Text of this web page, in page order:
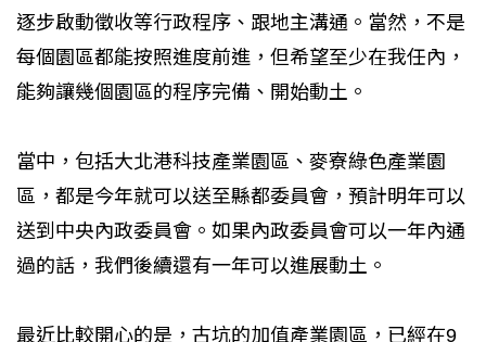
逐步啟動徵收等行政程序、跟地主溝通。當然，不是
每個園區都能按照進度前進，但希望至少在我任內，
能夠讓幾個園區的程序完備、開始動土。
當中，包括大北港科技產業園區、麥寮綠色產業園
區，都是今年就可以送至縣都委員會，預計明年可以
送到中央內政委員會。如果內政委員會可以一年內通
過的話，我們後續還有一年可以進展動土。
最近比較開心的是，古坑的加值產業園區，已經在9